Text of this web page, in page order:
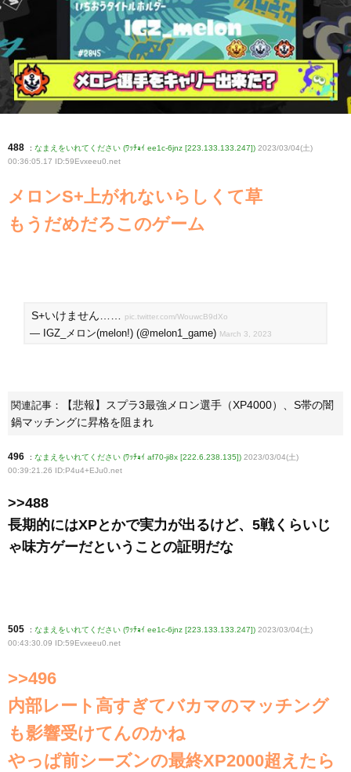
488 : なまえをいれてください (ﾜｯﾁｮｲ ee1c-6jnz [223.133.133.247]) 2023/03/04(土)
00:36:05.17 ID:59Evxeeu0 .net
メロンS+上がれないらしくて草
もうだめだろこのゲーム
S+いけません…… pic.twitter.com/WouwcB9dXo
— IGZ_メロン(melon!) (@melon1_game) March 3, 2023
関連記事：
【悲報】スプラ3最強メロン選手（XP4000）、S帯の闇
鍋マッチングに昇格を阻まれ
496 : なまえをいれてください (ﾜｯﾁｮｲ af70-ji8x [222.6.238.135]) 2023/03/04(土)
00:39:21.26 ID:P4u4+EJu0 .net
>>488
長期的にはXPとかで実力が出るけど、5戦くらいじ
ゃ味方ゲーだということの証明だな
505 : なまえをいれてください (ﾜｯﾁｮｲ ee1c-6jnz [223.133.133.247]) 2023/03/04(土)
00:43:30.09 ID:59Evxeeu0.net
>>496
内部レート高すぎてバカマのマッチング
も影響受けてんのかね
やっぱ前シーズンの最終XP2000超えたら